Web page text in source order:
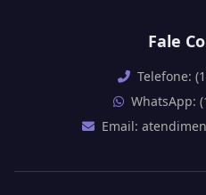
Fale
Telefone:
WhatsApp:
Email: